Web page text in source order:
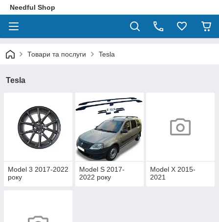
Needful Shop
Товари та послуги Tesla
Tesla
Model 3 2017-2022
року
Model S 2017-
2022 року
Model X 2015-
2021